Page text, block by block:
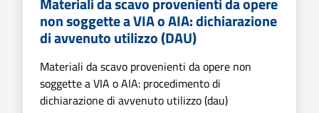
non soggette a VIA o AIA: dichiarazione
di avvenuto utilizzo (DAU)
Materiali da scavo provenienti da opere non
soggette a VIA o AIA: procedimento di
dichiarazione di avvenuto utilizzo (dau)